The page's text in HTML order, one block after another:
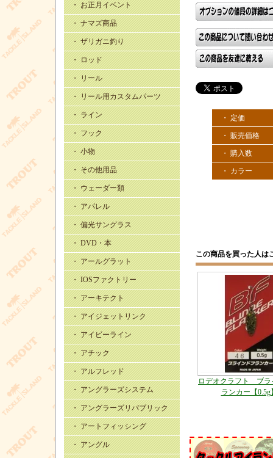
・ お正月イベント
・ ナマズ商品
・ ザリガニ釣り
・ ロッド
・ リール
・ リール用カスタムパーツ
・ ライン
・ フック
・ 小物
・ その他用品
・ ウェーダー類
・ アパレル
・ 偏光サングラス
・ DVD・本
・ アールグラット
・ IOSファクトリー
・ アーキテクト
・ アイジェットリンク
・ アイビーライン
・ アチック
・ アルフレッド
・ アングラーズシステム
・ アングラーズリパブリック
・ アートフィッシング
・ アングル
・ 定価
・ 販売価格
・ 購入数
・ カラー
この商品を買った人は
ロデオクラフト ブラ
ランカー【0.5g